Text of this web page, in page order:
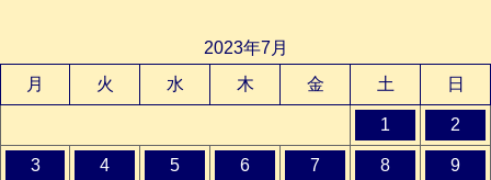
2023年7月
月
火 水 木 金 土 日
1 2
3 4 5 6 7 8 9